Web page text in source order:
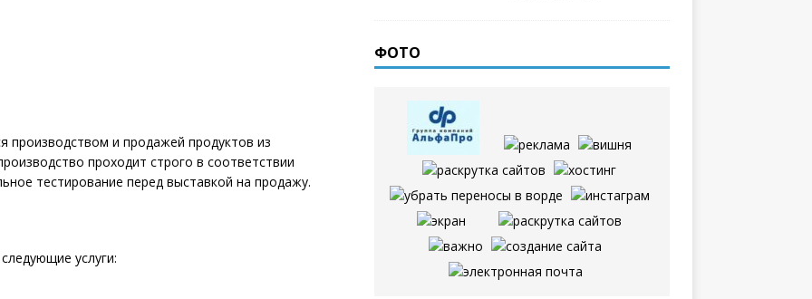
производством и продажей продуктов из
проходит строго в соответствии
тестирование перед выставкой на продажу.
услуги:
ФОТО